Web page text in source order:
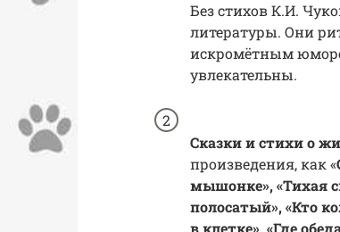
Без стихов К.И.
литературы. Они
искромётным
увлекательны.
Сказки и стихи о
произведения, как «
мышонке», «Тихая
полосатый», «Кто
в клетке», «Где